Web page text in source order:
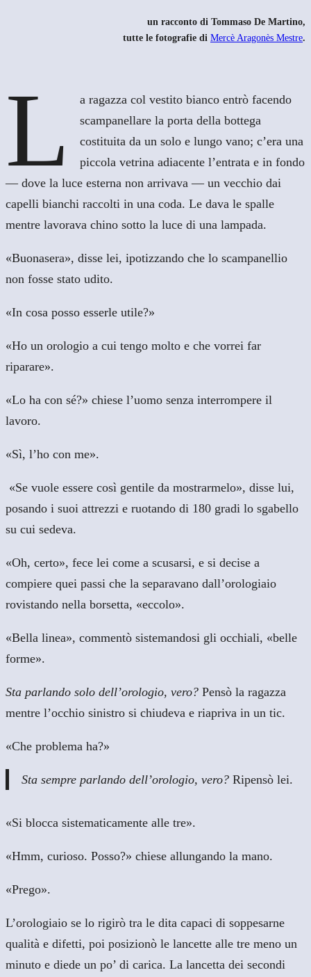
un racconto di Tommaso De Martino,
tutte le fotografie di Mercè Aragonès Mestre.
L
a ragazza col vestito bianco entrò facendo
scampanellare la porta della bottega
costituita da un solo e lungo vano; c’era una
piccola vetrina adiacente l’entrata e in fondo
— dove la luce esterna non arrivava — un vecchio dai
capelli bianchi raccolti in una coda. Le dava le spalle
mentre lavorava chino sotto la luce di una lampada.
«Buonasera», disse lei, ipotizzando che lo scampanellio
non fosse stato udito.
«In cosa posso esserle utile?»
«Ho un orologio a cui tengo molto e che vorrei far
riparare».
«Lo ha con sé?» chiese l’uomo senza interrompere il
lavoro.
«Sì, l’ho con me».
«Se vuole essere così gentile da mostrarmelo», disse lui,
posando i suoi attrezzi e ruotando di 180 gradi lo sgabello
su cui sedeva.
«Oh, certo», fece lei come a scusarsi, e si decise a
compiere quei passi che la separavano dall’orologiaio
rovistando nella borsetta, «eccolo».
«Bella linea», commentò sistemandosi gli occhiali, «belle
forme».
Sta parlando solo dell’orologio, vero? Pensò la ragazza
mentre l’occhio sinistro si chiudeva e riapriva in un tic.
«Che problema ha?»
Sta sempre parlando dell’orologio, vero? Ripensò lei.
«Si blocca sistematicamente alle tre».
«Hmm, curioso. Posso?» chiese allungando la mano.
«Prego».
L’orologiaio se lo rigirò tra le dita capaci di soppesarne
qualità e difetti, poi posizionò le lancette alle tre meno un
minuto e diede un po’ di carica. La lancetta dei secondi